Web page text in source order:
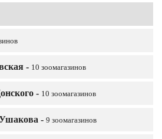
- 10 зоомагазинов
- 10 зоомагазинов
- 9 зоомагазинов